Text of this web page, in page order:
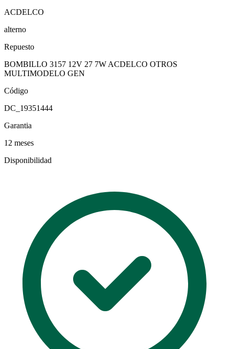
ACDELCO
alterno
Repuesto
BOMBILLO 3157 12V 27 7W ACDELCO OTROS
MULTIMODELO GEN
Código
DC_19351444
Garantia
12 meses
Disponibilidad